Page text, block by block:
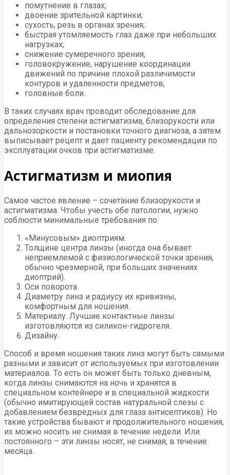
помутнение в глазах;
двоение зрительной картинки;
сухость, резь в органах зрения;
быстрая утомляемость глаз даже при небольших
нагрузках;
снижение сумеречного зрения;
головокружение, нарушение координации
движений по причине плохой различимости
контуров и удаленности предметов;
головные боли.
В таких случаях врач проводит обследование для
определения степени астигматизма, близорукости или
дальнозоркости и постановки точного диагноза, а затем
выписывает рецепт и дает пациенту рекомендации по
эксплуатации очков при астигматизме.
Астигматизм и миопия
Самое частое явление – сочетание близорукости и
астигматизма. Чтобы учесть обе патологии, нужно
соблюсти минимальные требования по:
«Минусовым» диоптриям.
Толщине центра линзы (иногда она бывает
неприемлемой с физиологической точки зрения,
обычно чрезмерной, при больших значениях
диоптрий).
Оси поворота.
Диаметру линз и радиусу их кривизны,
комфортным для ношения.
Материалу. Лучшие контактные линзы
изготовляются из силикон-гидрогеля.
Дизайну.
Способ и время ношения таких линз могут быть самыми
разными и зависит от используемых при изготовлении
материалов. То есть он может быть только дневным,
когда линзы снимаются на ночь и хранятся в
специальном контейнере и в специальной жидкости
(обычно имитирующей состав натуральной слезы с
добавлением безвредных для глаза антисептиков). Но
такие устройства бывают и продолжительного ношения,
их можно носить не снимая в течение недели. Или
постоянного – эти линзы носят, не снимая, в течение
месяца.